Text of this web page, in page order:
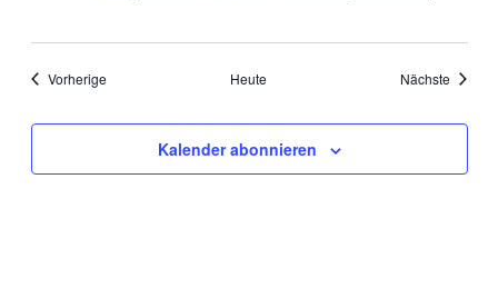
VorherigeVeranstaltungen Heute Nächste
Kalender abonnieren